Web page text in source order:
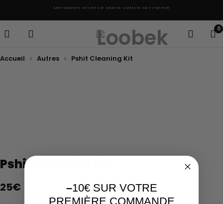
Livraison offerte dans toute la France
0
Accueil Autres Pshit Cleaning Kit
Pshit Cleaning Kit
25€ –10€ SUR VOTRE
PREMIÈRE COMMANDE